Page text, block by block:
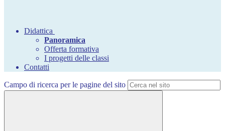
Didattica
Panoramica
Offerta formativa
I progetti delle classi
Contatti
Campo di ricerca per le pagine del sito